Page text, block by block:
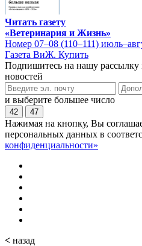
Читать газету
«Ветеринария и Жизнь»
Номер 07–08 (110–111)
Газета ВиЖ. Купить
Подпишитесь на нашу рассылку
новостей
и выберите большее число
42 47
Нажимая на кнопку, Вы
персональных данных в
конфиденциальности»
< назад